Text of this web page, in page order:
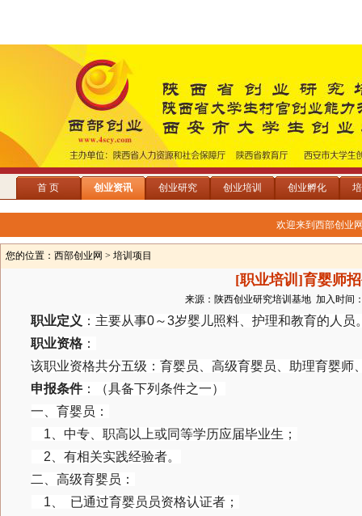
首 页 创业资讯 创业研究 创业培训 创业孵化
欢迎来到西部创业
您的位置： 西部创业网 > 培训项目
[职业培训]育婴师
来源：陕西创业研究培训基地 加入时间
职业定义 ：主要从事0～3岁婴儿照料、护理和教育的人员
职业资格 ：
该职业资格共分五级：育婴员、高级育婴员、助理育婴师
申报条件：（具备下列条件之一）
一、育婴员：
1、中专、职高以上或同等学历应届毕业生；
2、有相关实践经验者。
二、高级育婴员：
1、 已通过育婴员员资格认证者；